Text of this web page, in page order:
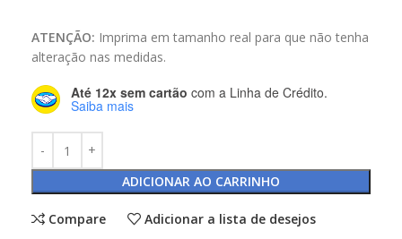
ATENÇÃO: Imprima em tamanho real para que não tenha
alteração nas medidas.
Até 12x sem cartão com a Linha de Crédito.
Saiba mais
ADICIONAR AO CARRINHO
Compare Adicionar a lista de desejos